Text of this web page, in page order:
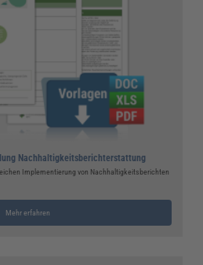
Nachhaltigkeitsberichterstattung
Implementierung von Nachhaltigkeitsberichten
Mehr erfahren